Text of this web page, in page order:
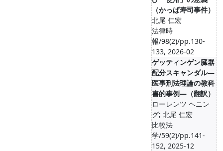
（かっぱ寿司事件）
北尾 仁宏
法律時
報/98(2)/pp.130-
133, 2026-02
ゲッティンゲン臓器
配分スキャンダル―
医事刑法理論の教科
書的事例―（翻訳）
ローレンツ ヘニン
グ; 北尾 仁宏
比較法
学/59(2)/pp.141-
152, 2025-12